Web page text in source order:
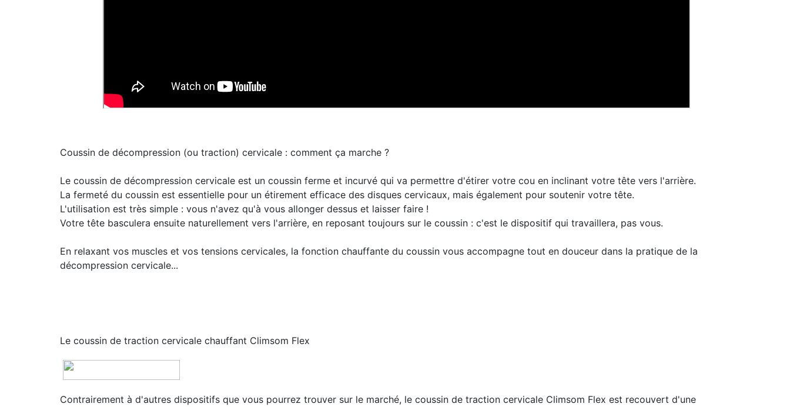
Coussin de décompression (ou traction) cervicale : comment ça marche ?
Le coussin de décompression cervicale est un coussin ferme et incurvé qui va permettre d'étirer votre cou en inclinant votre tête vers l'arrière.
La fermeté du coussin est essentielle pour un étirement efficace des disques cervicaux, mais également pour soutenir votre tête.
L'utilisation est très simple : vous n'avez qu'à vous allonger dessus et laisser faire !
Votre tête basculera ensuite naturellement vers l'arrière, en reposant toujours sur le coussin : c'est le dispositif qui travaillera, pas vous.
En relaxant vos muscles et vos tensions cervicales, la fonction chauffante du coussin vous accompagne tout en douceur dans la pratique de la
décompression cervicale...
Le coussin de traction cervicale chauffant Climsom Flex
Contrairement à d'autres dispositifs que vous pourrez trouver sur le marché, le coussin de traction cervicale Climsom Flex est recouvert d'une